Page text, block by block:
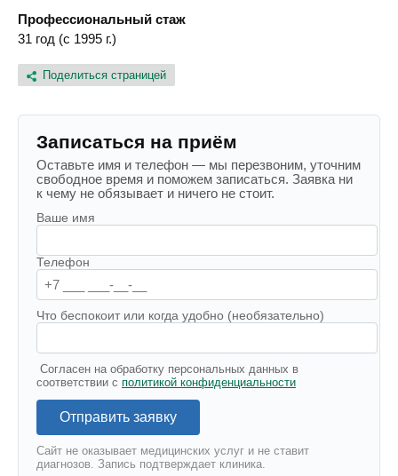
Профессиональный стаж
31 год (с 1995 г.)
Поделиться страницей
Записаться на приём
Оставьте имя и телефон — мы перезвоним, уточним
свободное время и поможем записаться. Заявка ни
к чему не обязывает и ничего не стоит.
Ваше имя
Телефон
Что беспокоит или когда удобно (необязательно)
Согласен на обработку персональных данных в
соответствии с политикой конфиденциальности
Отправить заявку
Сайт не оказывает медицинских услуг и не ставит
диагнозов. Запись подтверждает клиника.